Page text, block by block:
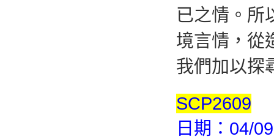
已之情。所
境言情，從
我們加以探
SCP2609
日期：04/